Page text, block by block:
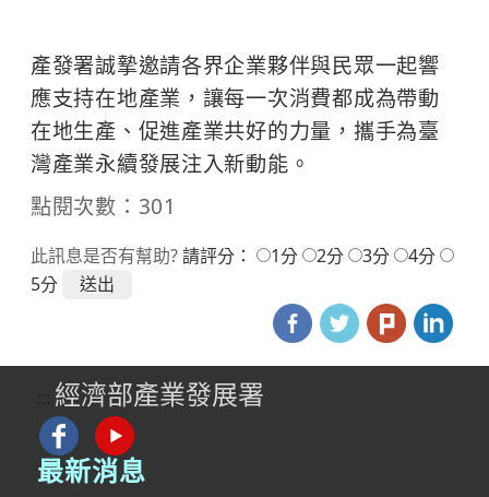
產發署誠摯邀請各界企業夥伴與民眾一起響
應支持在地產業，讓每一次消費都成為帶動
在地生產、促進產業共好的力量，攜手為臺
灣產業永續發展注入新動能。
點閱次數：301
此訊息是否有幫助?請評分： 1分 2分 3分
4分
5分
::: 經濟部產業發展署
最新消息